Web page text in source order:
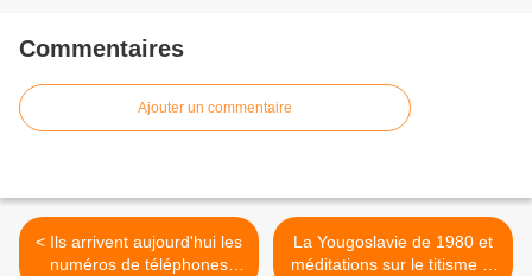
Commentaires
Ajouter un commentaire
< Ils arrivent aujourd'hui les
numéros de téléphones
La Yougoslavie de 1980 et
méditations sur le titisme et